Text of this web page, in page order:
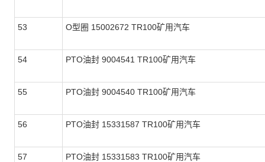
53 O型圈 15002672 TR100矿用汽车
54 PTO油封 9004541 TR100矿用汽车
55 PTO油封 9004540 TR100矿用汽车
56 PTO油封 15331587 TR100矿用汽车
57 PTO油封 15331583 TR100矿用汽车